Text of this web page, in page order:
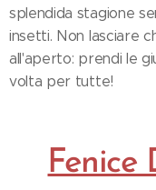
splendida stagione
insetti. Non lasciare
all'aperto: prendi le
volta per tutte!
Fenice